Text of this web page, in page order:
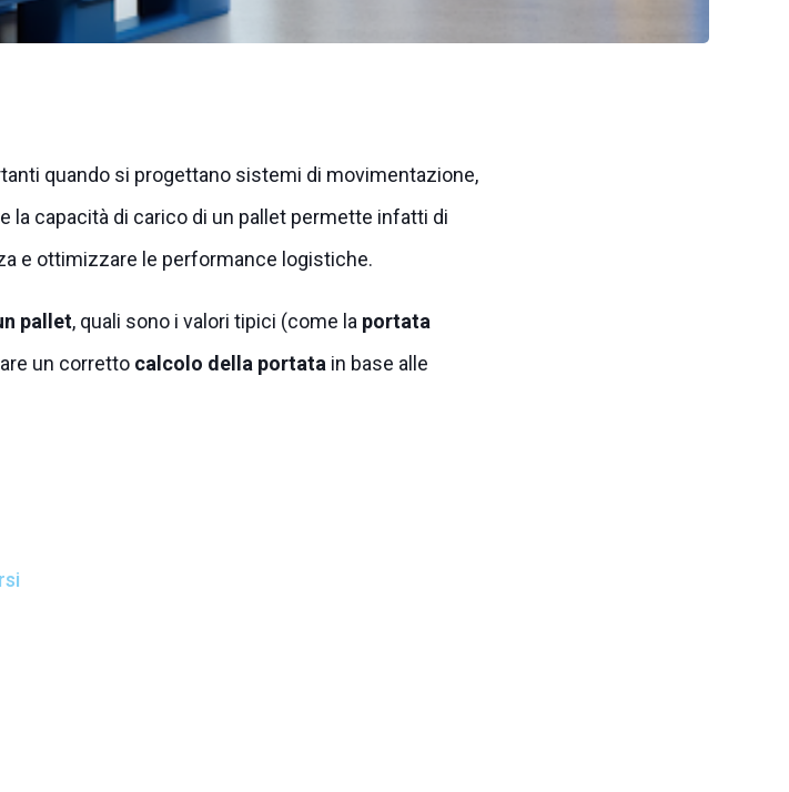
quando si progettano sistemi di movimentazione,
capacità di carico di un pallet permette infatti di
e ottimizzare le performance logistiche.
pallet, quali sono i valori tipici (come la portata
un corretto calcolo della portata in base alle